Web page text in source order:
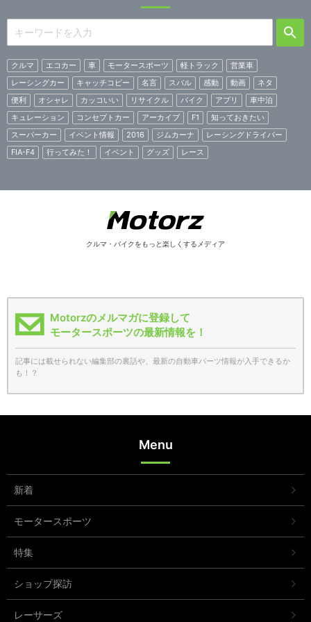
クルマ エコカー 車 モータースポーツ 軽トラック
営業車
レーシングカー
キャッチコピー 名言 スバル 感動 動画
ネタ
便利
オシャレ カッコいい リサイクル バイク アプリ
車中泊
キュレーション
コンセプトカー アーカイブ F1
知っておきたい
スーパーカー
イベント情報 2016 ジムカーナ
レーシングドライバー
FIA-F4
行ってみた！ イベント グッズ レース
クルマ・バイクをもっと楽しくするメディア
Motorzのメルマガに登録して
モータースポーツの最新情報を！
記事には載せられない編集部の裏話や、最新の自動車パーツ情報が入手できるか
も！？
Menu
新着
モータースポーツ
特集
ショップ探訪
レーサーズ